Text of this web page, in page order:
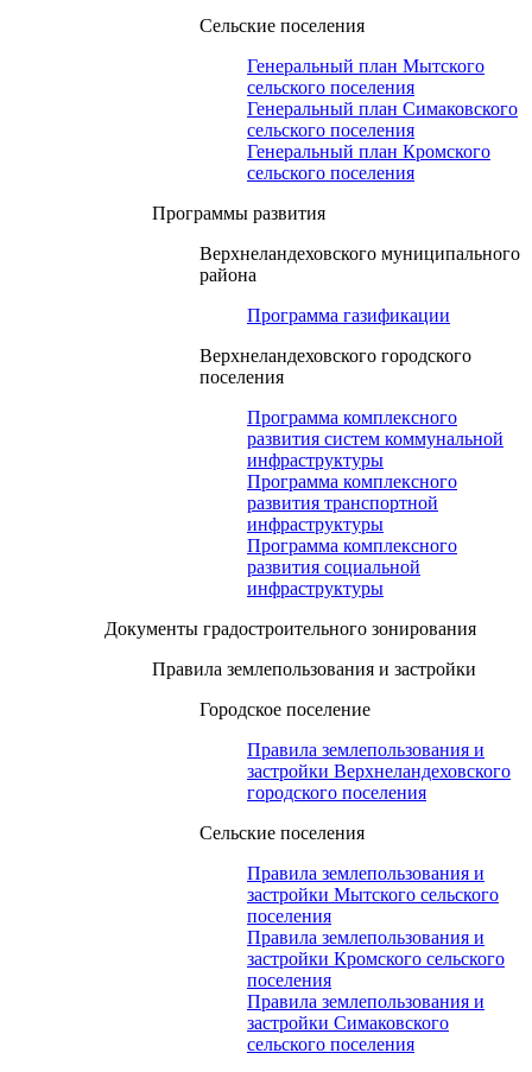
Сельские поселения
Генеральный план Мытского
сельского поселения
Генеральный план Симаковского
сельского поселения
Генеральный план Кромского
сельского поселения
Программы развития
Верхнеландеховского муниципального
района
Программа газификации
Верхнеландеховского городского
поселения
Программа комплексного
развития систем коммунальной
инфраструктуры
Программа комплексного
развития транспортной
инфраструктуры
Программа комплексного
развития социальной
инфраструктуры
Документы градостроительного зонирования
Правила землепользования и застройки
Городское поселение
Правила землепользования и
застройки Верхнеландеховского
городского поселения
Сельские поселения
Правила землепользования и
застройки Мытского сельского
поселения
Правила землепользования и
застройки Кромского сельского
поселения
Правила землепользования и
застройки Симаковского
сельского поселения